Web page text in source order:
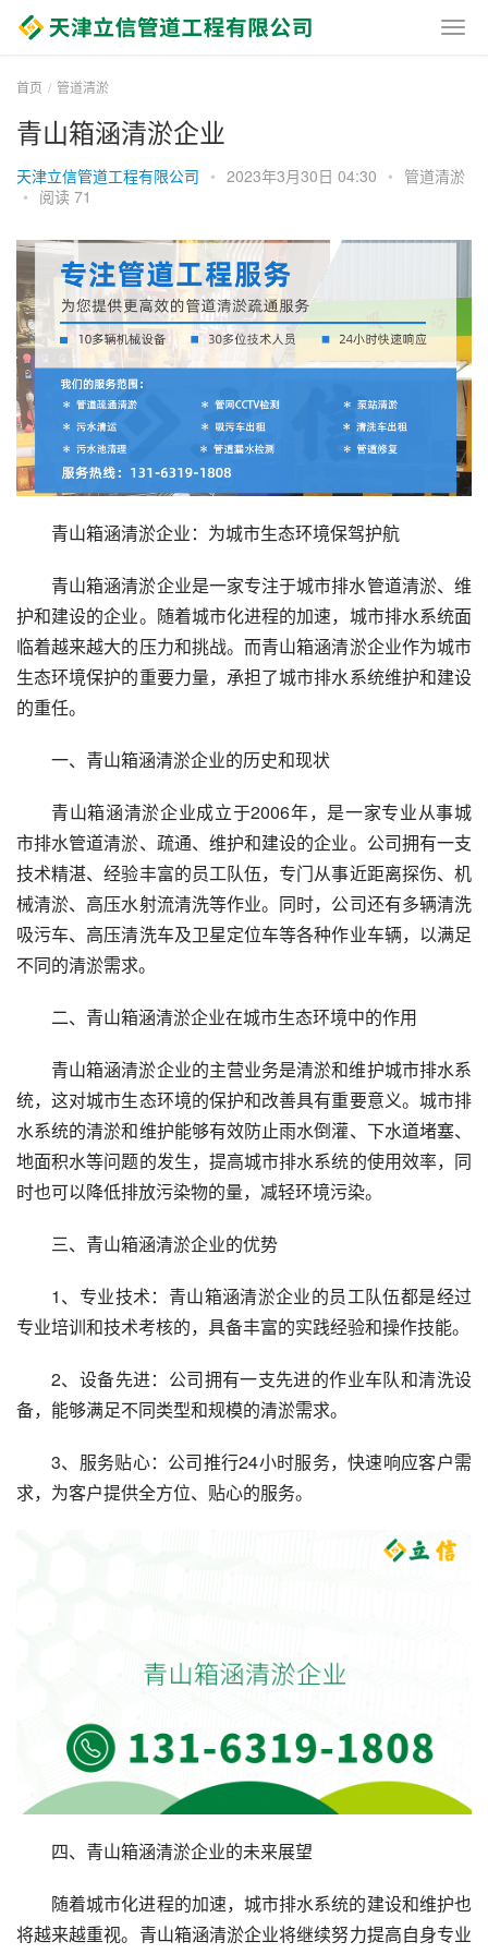
首页 管道清淤
青山箱涵清淤企业
天津立信管道工程有限公司 • 2023年3月30日 04:30 • 管道清淤
• 阅读 71
青山箱涵清淤企业：为城市生态环境保驾护航
青山箱涵清淤企业是一家专注于城市排水管道清淤、维
护和建设的企业。随着城市化进程的加速，城市排水系统面
临着越来越大的压力和挑战。而青山箱涵清淤企业作为城市
生态环境保护的重要力量，承担了城市排水系统维护和建设
的重任。
一、青山箱涵清淤企业的历史和现状
青山箱涵清淤企业成立于2006年，是一家专业从事城
市排水管道清淤、疏通、维护和建设的企业。公司拥有一支
技术精湛、经验丰富的员工队伍，专门从事近距离探伤、机
械清淤、高压水射流清洗等作业。同时，公司还有多辆清洗
吸污车、高压清洗车及卫星定位车等各种作业车辆，以满足
不同的清淤需求。
二、青山箱涵清淤企业在城市生态环境中的作用
青山箱涵清淤企业的主营业务是清淤和维护城市排水系
统，这对城市生态环境的保护和改善具有重要意义。城市排
水系统的清淤和维护能够有效防止雨水倒灌、下水道堵塞、
地面积水等问题的发生，提高城市排水系统的使用效率，同
时也可以降低排放污染物的量，减轻环境污染。
三、青山箱涵清淤企业的优势
1、专业技术：青山箱涵清淤企业的员工队伍都是经过
专业培训和技术考核的，具备丰富的实践经验和操作技能。
2、设备先进：公司拥有一支先进的作业车队和清洗设
备，能够满足不同类型和规模的清淤需求。
3、服务贴心：公司推行24小时服务，快速响应客户需
求，为客户提供全方位、贴心的服务。
四、青山箱涵清淤企业的未来展望
随着城市化进程的加速，城市排水系统的建设和维护也
将越来越重视。青山箱涵清淤企业将继续努力提高自身专业